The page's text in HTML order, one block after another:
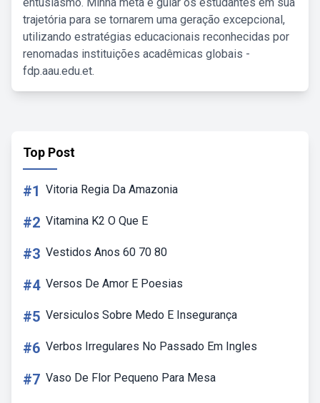
trajetória para se tornarem uma geração excepcional,
utilizando estratégias educacionais reconhecidas por
renomadas instituições acadêmicas globais -
fdp.aau.edu.et.
Top Post
#1 Vitoria Regia Da Amazonia
#2 Vitamina K2 O Que E
#3 Vestidos Anos 60 70 80
#4 Versos De Amor E Poesias
#5 Versiculos Sobre Medo E Insegurança
#6 Verbos Irregulares No Passado Em Ingles
#7 Vaso De Flor Pequeno Para Mesa